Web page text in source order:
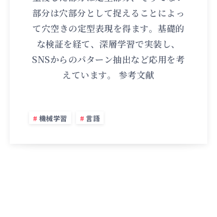
部分は穴部分として捉えることによっ
て穴空きの定型表現を得ます。基礎的
な検証を経て、深層学習で実装し、
SNSからのパターン抽出など応用を考
えています。 参考文献
機械学習 言語